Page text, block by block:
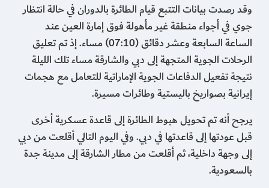
وقد رصدت بيانات التتبع قيام الطائرة بالدوران في حالة انتظار
جوي في أجواء منطقة غير مأهولة فوق إمارة العين عند
الساعة السابعة وعشر دقائق (07:10) مساء. إذ تم تعليق
الرحلات الجوية المتجهة إلى دبي والشارقة مساء تلك الليلة
نتيجة تفعيل الدفاعات الجوية الإماراتية للتعامل مع هجمات
إيرانية بصواريخ باليستية وطائرات مسيرة.
يرجح أنه تم تحويل هبوط الطائرة إلى قاعدة عسكرية أخرى
قبل عودتها إلى قاعدتها في دبي. وفي اليوم التالي أقلعت من دبي
إلى وجهة داخلية، ثم أقلعت من مطار الشارقة إلى مدينة جدة
بالسعودية.